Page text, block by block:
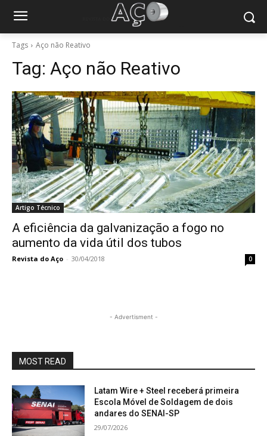
Tags Aço não Reativo
Tag: Aço não Reativo
Artigo Técnico
A eficiência da galvanização a fogo no
aumento da vida útil dos tubos
Revista do Aço - 30/04/2018 0
- Advertisment -
MOST READ
Latam Wire + Steel receberá primeira
Escola Móvel de Soldagem de dois
andares do SENAI-SP
29/07/2026